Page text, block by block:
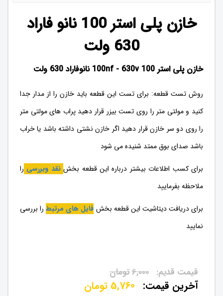
خازن پلی استر 100 نانو فاراد
630 ولت
خازن پلی استر 100nf - 630v 100 نانوفاراد 630 ولت
روش تست قطعه: برای تست این قطعه باید خازن را از مدار جدا
کنید و مولتی متر را روی تست بیزر قرار دهید پراب های مولتی متر
را روی دو سر خازن قرار دهید اگر خازن نشتی داشته باشد یا خراب
باشد صدای بوق ممتد شنیده می‌ شود
برای کسب اطلاعات بیشتر درباره این قطعه بخش نقد وبررسی را
ملاحظه بفرمایید
برای دریافت دیتاشیت این قطعه بخش فایل های مرتبطرا بررسی
نمایید
5,760 تومان
6,000تومان